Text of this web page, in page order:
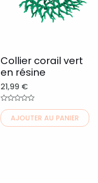
Collier corail vert
en résine
21,99 €
0
sur
5
AJOUTER AU PANIER
variations.
être
choisies
sur
la
page